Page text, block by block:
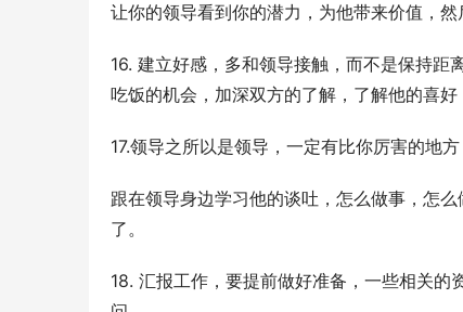
让你的领导看到你的潜力，为他带来价值，然
16. 建立好感，多和领导接触，而不是保持距
吃饭的机会，加深双方的了解，了解他的喜好
17.领导之所以是领导，一定有比你厉害的地
跟在领导身边学习他的谈吐，怎么做事，怎
了。
18. 汇报工作，要提前做好准备，一些相关